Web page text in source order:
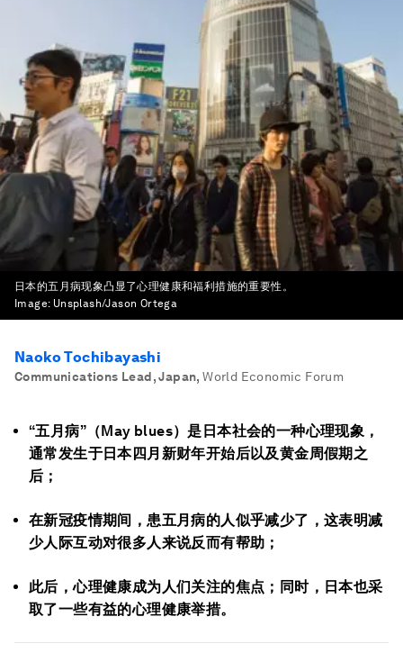
日本的五月病现象凸显了心理健康和福利措施的重要性。
Image: Unsplash/Jason Ortega
Naoko Tochibayashi
Communications Lead, Japan, World Economic Forum
“五月病”（May blues）是日本社会的一种心理现象，
通常发生于日本四月新财年开始后以及黄金周假期之
后；
在新冠疫情期间，患五月病的人似乎减少了，这表明减
少人际互动对很多人来说反而有帮助；
此后，心理健康成为人们关注的焦点；同时，日本也采
取了一些有益的心理健康举措。